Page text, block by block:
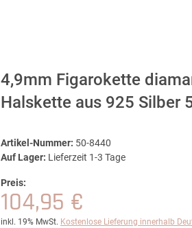
4,9mm Figarokette
Halskette aus 925 Silber
Artikel-Nummer: 50-8440
Auf Lager: Lieferzeit 1-3 Tage
Preis:
104,95 €
inkl. 19% MwSt. Kostenlose Lieferung innerhalb